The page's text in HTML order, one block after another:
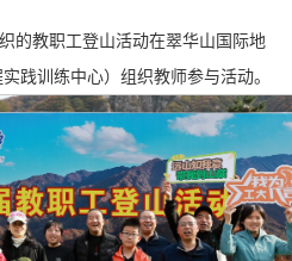
的教职工登山活动在翠华山国际地
践训练中心）组织教师参与活动。